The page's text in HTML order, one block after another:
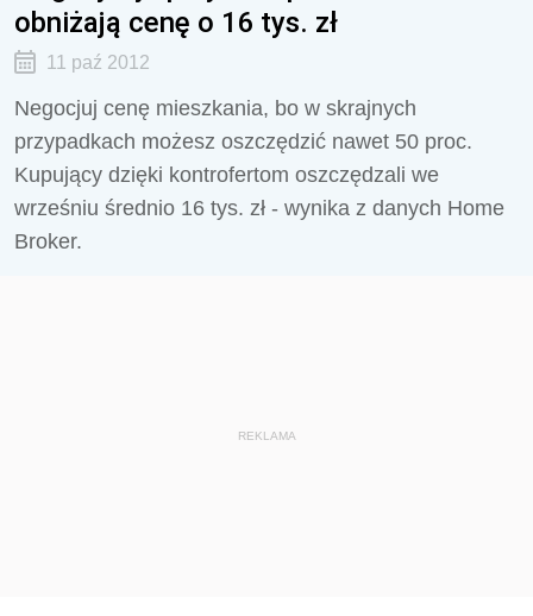
obniżają cenę o 16 tys. zł
11 paź 2012
Negocjuj cenę mieszkania, bo w skrajnych
przypadkach możesz oszczędzić nawet 50 proc.
Kupujący dzięki kontrofertom oszczędzali we
wrześniu średnio 16 tys. zł - wynika z danych Home
Broker.
REKLAMA